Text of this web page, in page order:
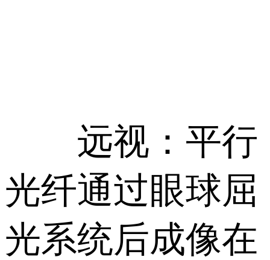
远视：平行
光纤通过眼球屈
光系统后成像在